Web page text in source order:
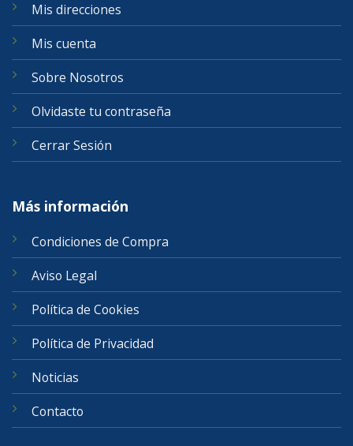
Mis direcciones
Mis cuenta
Sobre Nosotros
Olvidaste tu contraseña
Cerrar Sesión
Más información
Condiciones de Compra
Aviso Legal
Política de Cookies
Política de Privacidad
Noticias
Contacto